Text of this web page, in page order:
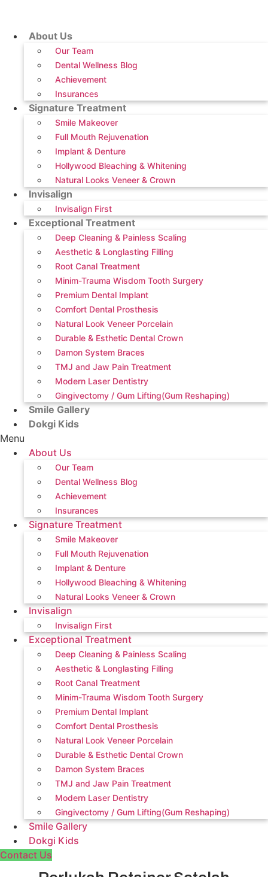
contentAbout Us
Our Team
Dental Wellness Blog
Achievement
Insurances
Signature Treatment
Smile Makeover
Full Mouth Rejuvenation
Implant & Denture
Hollywood Bleaching & Whitening
Natural Looks Veneer & Crown
Invisalign
Invisalign First
Exceptional Treatment
Deep Cleaning & Painless Scaling
Aesthetic & Longlasting Filling
Root Canal Treatment
Minim-Trauma Wisdom Tooth Surgery
Premium Dental Implant
Comfort Dental Prosthesis
Natural Look Veneer Porcelain
Durable & Esthetic Dental Crown
Damon System Braces
TMJ and Jaw Pain Treatment
Modern Laser Dentistry
Gingivectomy / Gum Lifting(Gum Reshaping)
Smile Gallery
Dokgi Kids
Menu
About Us
Our Team
Dental Wellness Blog
Achievement
Insurances
Signature Treatment
Smile Makeover
Full Mouth Rejuvenation
Implant & Denture
Hollywood Bleaching & Whitening
Natural Looks Veneer & Crown
Invisalign
Invisalign First
Exceptional Treatment
Deep Cleaning & Painless Scaling
Aesthetic & Longlasting Filling
Root Canal Treatment
Minim-Trauma Wisdom Tooth Surgery
Premium Dental Implant
Comfort Dental Prosthesis
Natural Look Veneer Porcelain
Durable & Esthetic Dental Crown
Damon System Braces
TMJ and Jaw Pain Treatment
Modern Laser Dentistry
Gingivectomy / Gum Lifting(Gum Reshaping)
Smile Gallery
Dokgi Kids
Contact Us